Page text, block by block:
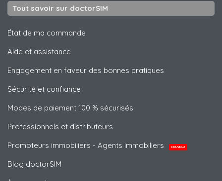
Tout savoir sur doctorSIM
État de ma commande
Aide et assistance
Engagement en faveur des bonnes pratiques
Sécurité et confiance
Modes de paiement 100 % sécurisés
Professionnels et distributeurs
Promoteurs immobiliers - Agents immobiliers
NOUVEAU
Blog doctorSIM